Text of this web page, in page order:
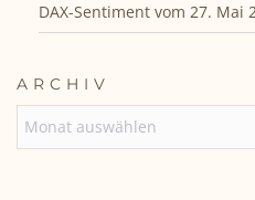
DAX-Sentiment vom 27. Mai
ARCHIV